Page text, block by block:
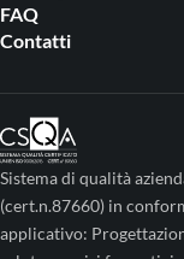
FAQ
Contatti
Sistema di qualità
(cert.n.87660) in
applicativo: